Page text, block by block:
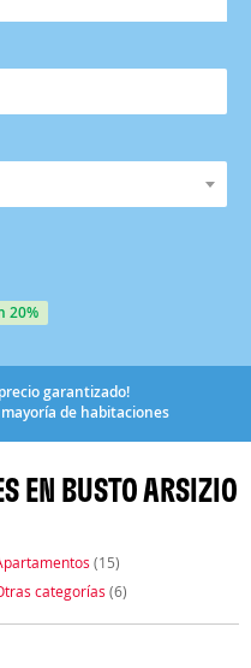
20%
garantizado!
de habitaciones
EN BUSTO ARSIZIO
(15)
categorías (6)